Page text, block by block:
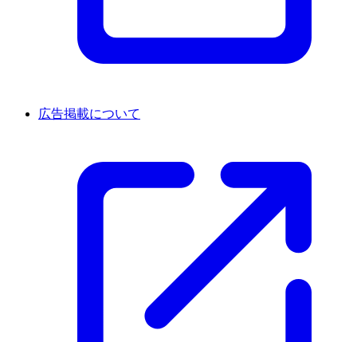
広告掲載について